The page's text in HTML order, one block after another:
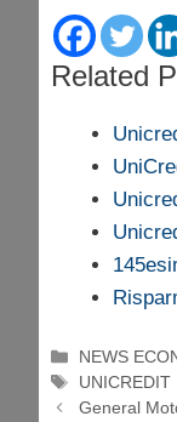
Related
Categorie
NEWS
Tag
UNICREDIT
General